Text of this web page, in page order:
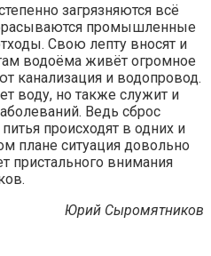
загрязняются всё
промышленные
Свою лепту вносят и
водоёма живёт огромное
канализация и водопровод.
воду, но также служит и
Ведь сброс
происходят в одних и
плане ситуация довольно
пристального внимания
Юрий Сыромятников